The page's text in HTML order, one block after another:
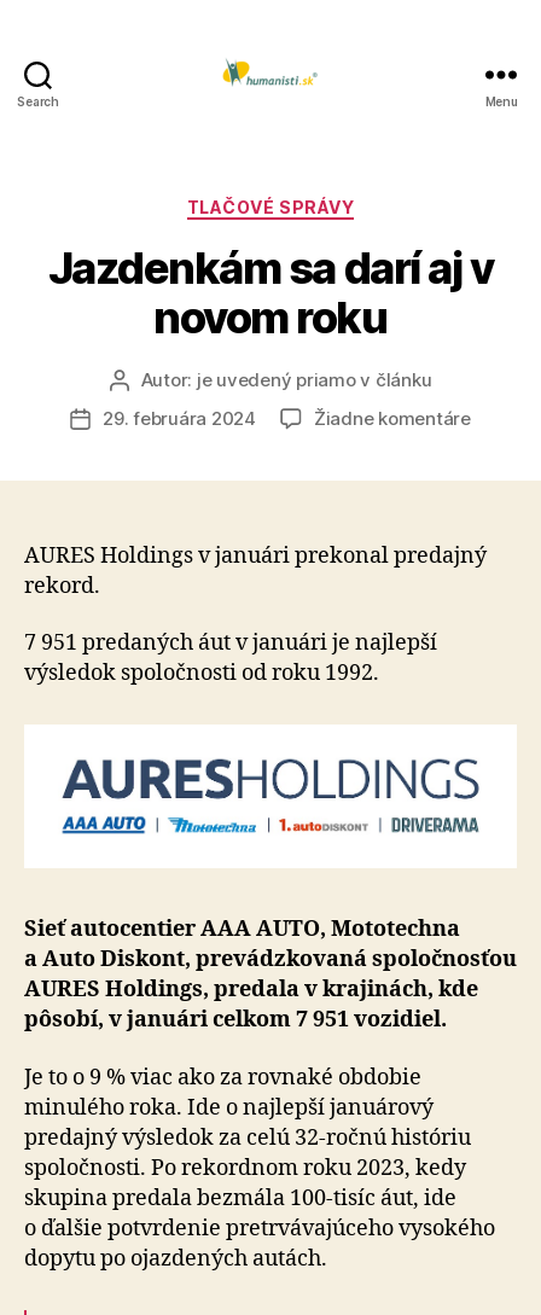
Search Menu
Kategórie
TLAČOVÉ SPRÁVY
Jazdenkám sa darí aj v
novom roku
Autor
článku
Autor: je uvedený priamo v článku
Dátum
29. februára 2024 Žiadne komentárena
v
AURES Holdings v januári pre­ko­nal pre­daj­ný
rekord.
7 951 predaných áut v januári je naj­lepší
výsledok spo­loč­nosti od roku 1992.
Sieť autocentier AAA AUTO, Mototechna
a Auto Diskont, pre­vádz­ko­vaná spo­loč­nosťou
AURES Holdings, predala v kra­ji­nách, kde
pôsobí, v januári celkom 7 951 vozidiel.
Je to o 9 % viac ako za rovnaké obdobie
minulého roka. Ide o naj­lepší januárový
predajný výsledok za celú 32-ročnú históriu
spoločnosti. Po re­kor­dnom roku 2023, kedy
skupina predala bez­mála 100-tisíc áut, ide
o ďalšie potvrdenie pretrvá­va­jú­ceho vysokého
dopytu po ojazdených autách.